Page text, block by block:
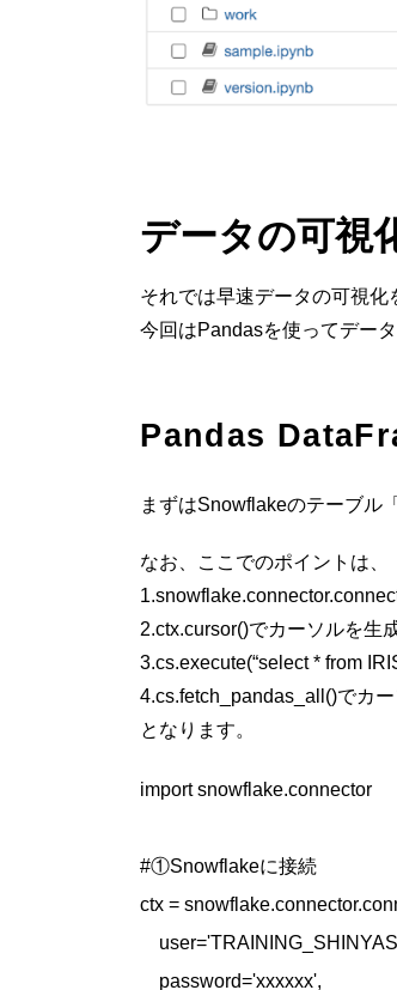
データの可視
それでは早速データの可視化
今回はPandasを使ってデー
Pandas
まずはSnowflakeのテーブル
なお、ここでのポイントは、
2.ctx.cursor()でカーソルを生
3.cs.execute(“select * from
4.cs.fetch_pandas_all()でカ
となります。
import snowflake.connector
#①Snowflakeに接続
ctx =
    password='xxxxxx',